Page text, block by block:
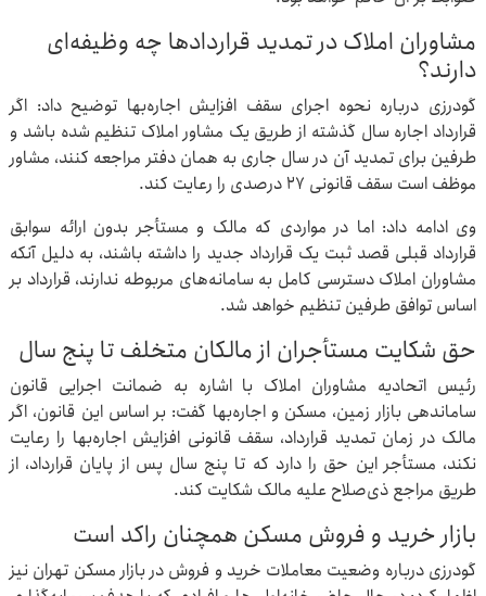
مشاوران املاک در تمدید قراردادها چه وظیفه‌ای
دارند؟
گودرزی درباره نحوه اجرای سقف افزایش اجاره‌بها توضیح داد: اگر
قرارداد اجاره سال گذشته از طریق یک مشاور املاک تنظیم شده باشد و
طرفین برای تمدید آن در سال جاری به همان دفتر مراجعه کنند، مشاور
موظف است سقف قانونی ۲۷ درصدی را رعایت کند.
وی ادامه داد: اما در مواردی که مالک و مستأجر بدون ارائه سوابق
قرارداد قبلی قصد ثبت یک قرارداد جدید را داشته باشند، به دلیل آنکه
مشاوران املاک دسترسی کامل به سامانه‌های مربوطه ندارند، قرارداد بر
اساس توافق طرفین تنظیم خواهد شد.
حق شکایت مستأجران از مالکان متخلف تا پنج سال
رئیس اتحادیه مشاوران املاک با اشاره به ضمانت اجرایی قانون
ساماندهی بازار زمین، مسکن و اجاره‌بها گفت: بر اساس این قانون، اگر
مالک در زمان تمدید قرارداد، سقف قانونی افزایش اجاره‌بها را رعایت
نکند، مستأجر این حق را دارد که تا پنج سال پس از پایان قرارداد، از
طریق مراجع ذی‌صلاح علیه مالک شکایت کند.
بازار خرید و فروش مسکن همچنان راکد است
گودرزی درباره وضعیت معاملات خرید و فروش در بازار مسکن تهران نیز